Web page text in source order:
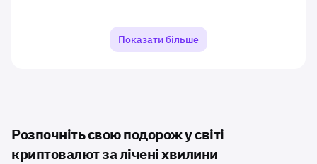
Показати більше
Розпочніть свою подорож у світі
криптовалют за лічені хвилини